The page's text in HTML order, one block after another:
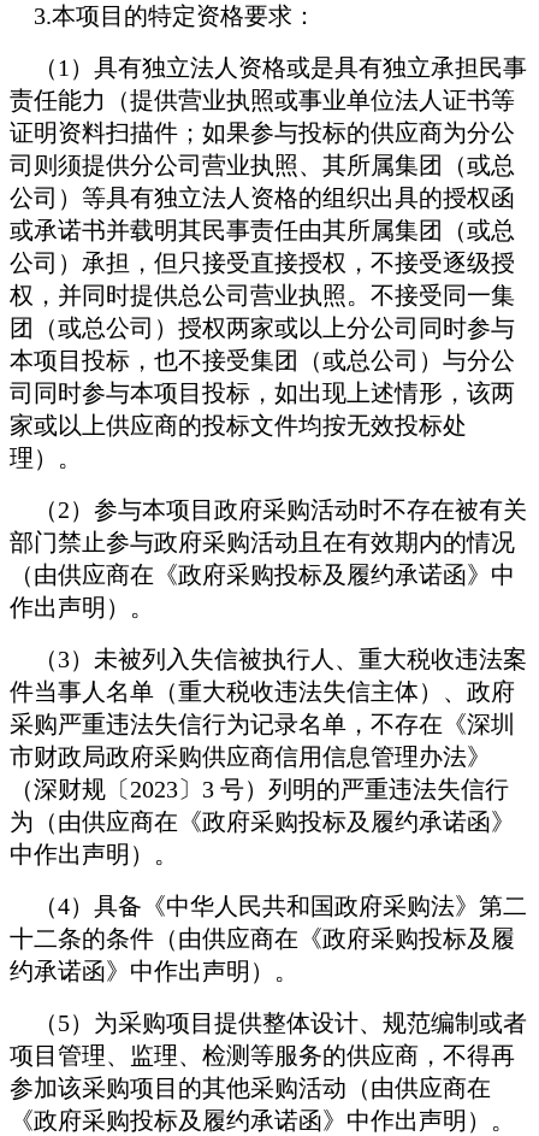
3.本项目的特定资格要求：
（1）具有独立法人资格或是具有独立承担民事
责任能力（提供营业执照或事业单位法人证书等
证明资料扫描件；如果参与投标的供应商为分公
司则须提供分公司营业执照、其所属集团（或总
公司）等具有独立法人资格的组织出具的授权函
或承诺书并载明其民事责任由其所属集团（或总
公司）承担，但只接受直接授权，不接受逐级授
权，并同时提供总公司营业执照。不接受同一集
团（或总公司）授权两家或以上分公司同时参与
本项目投标，也不接受集团（或总公司）与分公
司同时参与本项目投标，如出现上述情形，该两
家或以上供应商的投标文件均按无效投标处
理）。
（2）参与本项目政府采购活动时不存在被有关
部门禁止参与政府采购活动且在有效期内的情况
（由供应商在《政府采购投标及履约承诺函》中
作出声明）。
（3）未被列入失信被执行人、重大税收违法案
件当事人名单（重大税收违法失信主体）、政府
采购严重违法失信行为记录名单，不存在《深圳
市财政局政府采购供应商信用信息管理办法》
（深财规〔2023〕3 号）列明的严重违法失信行
为（由供应商在《政府采购投标及履约承诺函》
中作出声明）。
（4）具备《中华人民共和国政府采购法》第二
十二条的条件（由供应商在《政府采购投标及履
约承诺函》中作出声明）。
（5）为采购项目提供整体设计、规范编制或者
项目管理、监理、检测等服务的供应商，不得再
参加该采购项目的其他采购活动（由供应商在
《政府采购投标及履约承诺函》中作出声明）。